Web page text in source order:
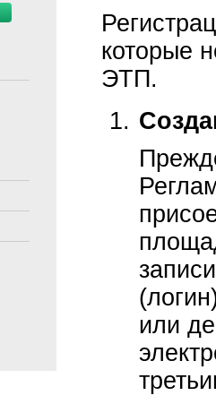
которые
ЭТП.
или